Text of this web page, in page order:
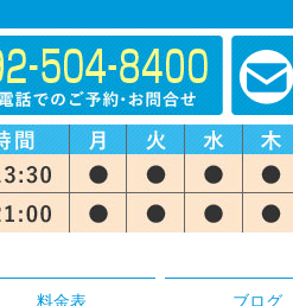
料金表 ブログ